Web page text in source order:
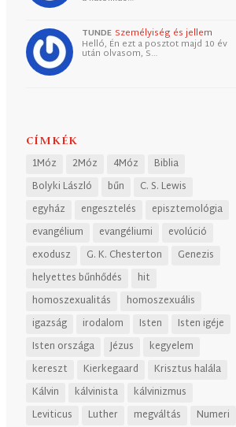
TUNDE Személyiség és jellem
Helló, Én ezt a posztot majd 10 év
után olvasom, S…
CÍMKÉK
1Móz 2Móz 4Móz
Biblia
Bolyki László
bűn
C. S. Lewis
egyház
engesztelés
episztemológia
evangélium
evangéliumi
evolúció
exodusz
G. K. Chesterton
Genezis
helyettes bűnhődés
hit
homoszexualitás
homoszexuális
igazság
irodalom Isten
Isten igéje
Isten országa
Jézus
kegyelem
kereszt
Kierkegaard
Krisztus halála
Kálvin
kálvinista
kálvinizmus
Leviticus
Luther megváltás Numeri